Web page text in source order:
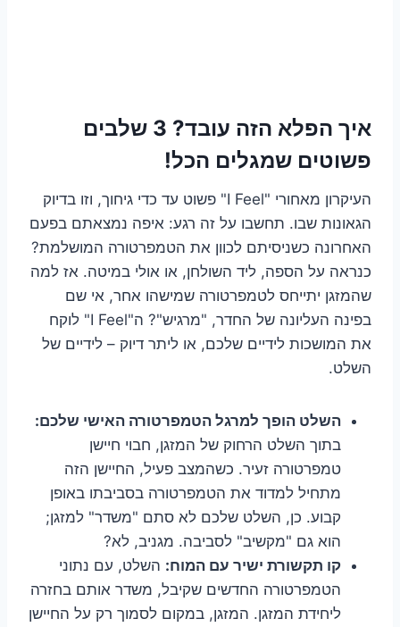
איך הפלא הזה עובד? 3 שלבים
פשוטים שמגלים הכל!
העיקרון מאחורי "I Feel" פשוט עד כדי גיחוך, וזו בדיוק
הגאונות שבו. תחשבו על זה רגע: איפה נמצאתם בפעם
האחרונה כשניסיתם לכוון את הטמפרטורה המושלמת?
כנראה על הספה, ליד השולחן, או אולי במיטה. אז למה
שהמזגן יתייחס לטמפרטורה שמישהו אחר, אי שם
בפינה העליונה של החדר, "מרגיש"? ה"I Feel" לוקח
את המושכות לידיים שלכם, או ליתר דיוק – לידיים של
השלט.
השלט הופך למרגל הטמפרטורה האישי שלכם:
בתוך השלט הרחוק של המזגן, חבוי חיישן
טמפרטורה זעיר. כשהמצב פעיל, החיישן הזה
מתחיל למדוד את הטמפרטורה בסביבתו באופן
קבוע. כן, השלט שלכם לא סתם "משדר" למזגן;
הוא גם "מקשיב" לסביבה. מגניב, לא?
קו תקשורת ישיר עם המוח: השלט, עם נתוני
הטמפרטורה החדשים שקיבל, משדר אותם בחזרה
ליחידת המזגן. המזגן, במקום לסמוך רק על החיישן